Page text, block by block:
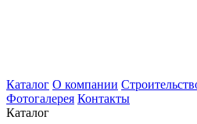
Каталог О компании
Фотогалерея Контакты
Каталог